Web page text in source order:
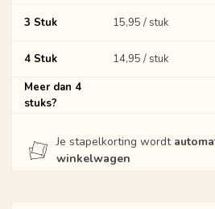
3 Stuk 15,95 / stuk
4 Stuk 14,95 / stuk
Meer dan 4
stuks?
Je stapelkorting wordt
winkelwagen